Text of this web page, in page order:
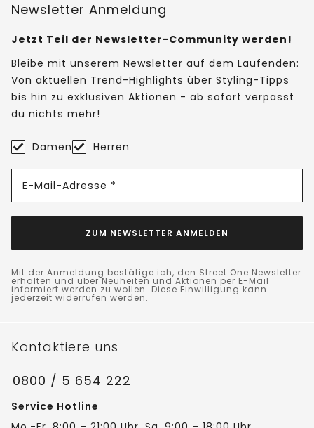
Newsletter Anmeldung
Jetzt Teil der Newsletter-Community werden!
Bleibe mit unserem Newsletter auf dem Laufenden:
Von aktuellen Trend-Highlights über Styling-Tipps
bis hin zu exklusiven Aktionen - ab sofort verpasst
du nichts mehr!
Damen Herren
E-Mail-Adresse *
ZUM NEWSLETTER ANMELDEN
Mit der Anmeldung bestätige ich, den Street One Newsletter
erhalten und über Neuheiten und Aktionen per E-Mail
informiert werden zu wollen. Diese Einwilligung kann
jederzeit widerrufen werden.
Kontaktiere uns
0800 / 5 654 222
Service Hotline